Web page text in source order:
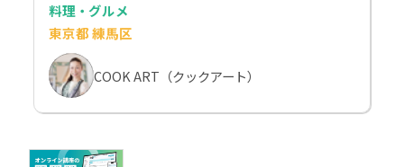
料理・グルメ
東京都 練馬区
COOK ART（クックアート）